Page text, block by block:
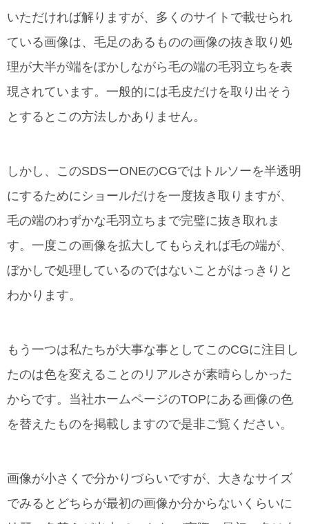
いただければ解りますが、多くのサイトで載せられ
ている画像は、毛足のあるものの画像の抜き取り処
理が大半が端をぼかしながら毛の端の毛羽立ちを表
現されています。一般的には毛皮だけを取り出そう
とするとこの方法しかありません。
しかし、このSDSーONEのCGではトルソーを半透明
にするためにショールだけを一度抜き取りますが、
毛の端のわずかな毛羽立ちまで完璧に抜き取れま
す。一度この画像を拡大してもらえれば毛の端が、
ぼかしで処理しているのではないことがはっきりと
わかります。
もう一つは私たちが大事な事としてこのCGに注目し
たのは色を変えることのリアルさが素晴らしかった
からです。当社ホームページのTOPにある画像の色
を替えたものを掲載しますので是非ご覧ください。
画像が小さくで分かりづらいですが、大きなサイズ
でみるとどちらが最初の画像か分からないくらいに